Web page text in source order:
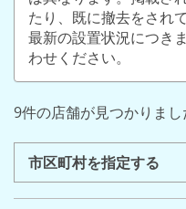
たり、既に撤去をされ
最新の設置状況につき
わせください。
9件の店舗が見つかりまし
市区町村を指定する